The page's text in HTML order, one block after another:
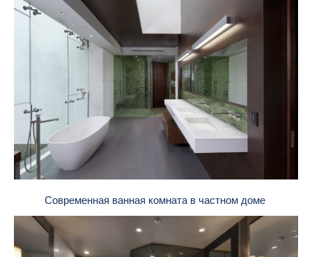
Современная ванная комната в частном доме